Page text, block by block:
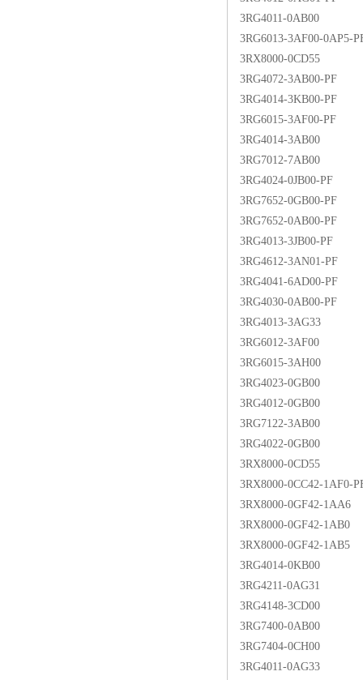
3RG4011-0AB00
3RG6013-3AF00-0AP5-
3RX8000-0CD55
3RG4072-3AB00-PF
3RG4014-3KB00-PF
3RG6015-3AF00-PF
3RG4014-3AB00
3RG7012-7AB00
3RG4024-0JB00-PF
3RG7652-0GB00-PF
3RG7652-0AB00-PF
3RG4013-3JB00-PF
3RG4612-3AN01-PF
3RG4041-6AD00-PF
3RG4030-0AB00-PF
3RG4013-3AG33
3RG6012-3AF00
3RG6015-3AH00
3RG4023-0GB00
3RG4012-0GB00
3RG7122-3AB00
3RG4022-0GB00
3RX8000-0CD55
3RX8000-0CC42-1AF0-
3RX8000-0GF42-1AA6
3RX8000-0GF42-1AB0
3RX8000-0GF42-1AB5
3RG4014-0KB00
3RG4211-0AG31
3RG4148-3CD00
3RG7400-0AB00
3RG7404-0CH00
3RG4011-0AG33